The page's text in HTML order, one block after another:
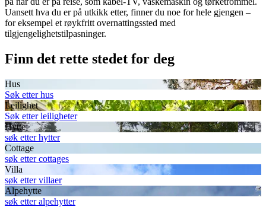
Uansett hva du er på utkikk etter, finner du noe for hele gjengen –
for eksempel et røykfritt overnattingssted med
tilgjengelighetstilpasninger.
Finn det rette stedet for deg
Hus
Søk etter hus
Leilighet
Søk etter leiligheter
Hytte
søk etter hytter
Cottage
søk etter cottages
Villa
søk etter villaer
Alpehytte
søk etter alpehytter